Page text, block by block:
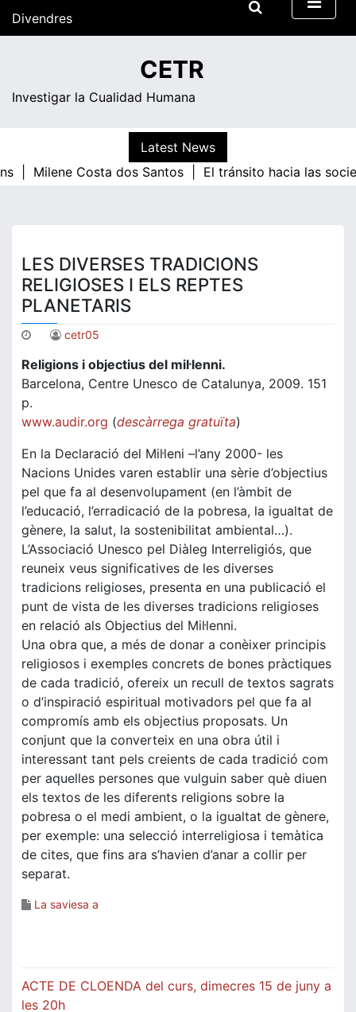
Divendres
CETR
Investigar la Cualidad Humana
Latest News
|
Milene Costa dos Santos | El tránsito hacia las
LES DIVERSES TRADICIONS
RELIGIOSES I ELS REPTES
PLANETARIS
cetr05
Religions i objectius del mil·lenni.
Barcelona, Centre Unesco de Catalunya, 2009. 151
p.
www.audir.org (descàrrega gratuïta)
En la Declaració del Mil·leni –l’any 2000- les
Nacions Unides varen establir una sèrie d’objectius
pel que fa al desenvolupament (en l’àmbit de
l’educació, l’erradicació de la pobresa, la igualtat de
gènere, la salut, la sostenibilitat ambiental…).
L’Associació Unesco pel Diàleg Interreligiós, que
reuneix veus significatives de les diverses
tradicions religioses, presenta en una publicació el
punt de vista de les diverses tradicions religioses
en relació als Objectius del Mil·lenni.
Una obra que, a més de donar a conèixer principis
religiosos i exemples concrets de bones pràctiques
de cada tradició, ofereix un recull de textos sagrats
o d’inspiració espiritual motivadors pel que fa al
compromís amb els objectius proposats. Un
conjunt que la converteix en una obra útil i
interessant tant pels creients de cada tradició com
per aquelles persones que vulguin saber què diuen
els textos de les diferents religions sobre la
pobresa o el medi ambient, o la igualtat de gènere,
per exemple: una selecció interreligiosa i temàtica
de cites, que fins ara s’havien d’anar a collir per
separat.
La saviesa a
Navegació
ACTE DE CLOENDA del curs, dimecres 15 de juny a
les 20h